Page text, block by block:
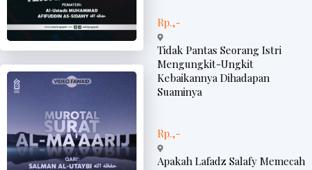
Rp.,-
Tidak Pantas Seorang Istri
Mengungkit-Ungkit
Kebaikannya Dihadapan
Suaminya
Rp.,-
Apakah Lafadz Salafy Memecah